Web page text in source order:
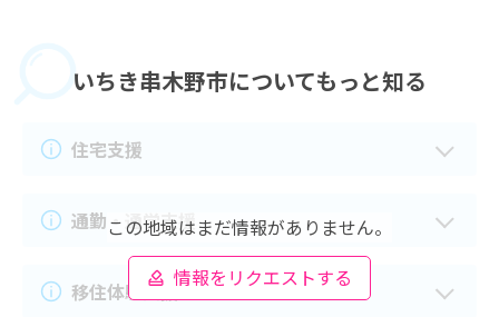
いちき串木野市についてもっと知る
この地域はまだ情報がありません。
情報をリクエストする
住宅支援
通勤・通学支援
移住体験支援